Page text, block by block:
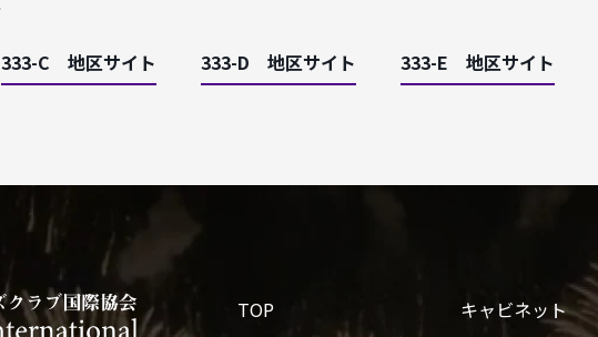
333-C 地区サイト 333-D 地区サイト 333-E 地区サイト
TOP キャビネット